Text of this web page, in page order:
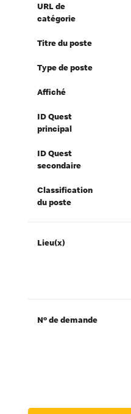
URL de
catégorie
Titre du poste
Type de poste
Affiché
ID Quest
principal
ID Quest
secondaire
Classification
du poste
Lieu(x)
Nº de demande